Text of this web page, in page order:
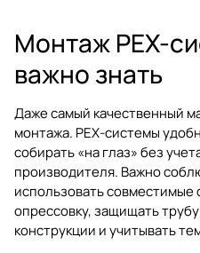
Монтаж PEX-
важно знать
Даже самый качественный
монтажа. PEX-системы
собирать «на глаз» без
производителя. Важно
использовать
опрессовку, защищать
конструкции и учитывать